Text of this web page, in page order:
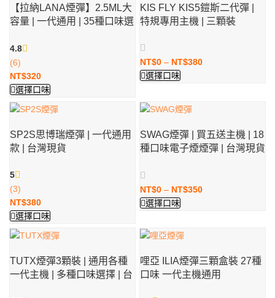
【拉納LANA煙彈】2.5ML大
容量 | 一代通用 | 35種口味選
4.8
(6)
NT$320
選擇口味
KIS FLY KIS5鎧斯二代彈 |
特規專用主機 | 三顆裝
NT$0 – NT$380
選擇口味
SP2S思博瑞煙彈 | 一代通用
款 | 台灣現貨
5
(3)
NT$380
選擇口味
SWAG煙彈 | 買五送主機 | 18
種口味電子煙煙彈 | 台灣現貨
NT$0 – NT$350
選擇口味
TUTX煙彈3顆裝 | 通用各種
一代主機 | 多種口味選擇 | 台
哩亞 ILIA煙彈三顆盒裝 27種
口味 一代主機通用